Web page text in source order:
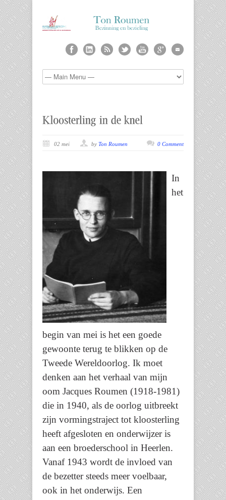
02 mei by Ton Roumen 0 Comment
In
het
begin van mei is het een goede
gewoonte terug te blikken op de
Tweede Wereldoorlog. Ik moet
denken aan het verhaal van mijn
oom Jacques Roumen (1918-1981)
die in 1940, als de oorlog uitbreekt
zijn vormingstraject tot kloosterling
heeft afgesloten en onderwijzer is
aan een broederschool in Heerlen.
Vanaf 1943 wordt de invloed van
de bezetter steeds meer voelbaar,
ook in het onderwijs. Een